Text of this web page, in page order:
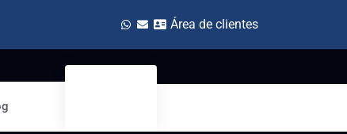
Área de clientes